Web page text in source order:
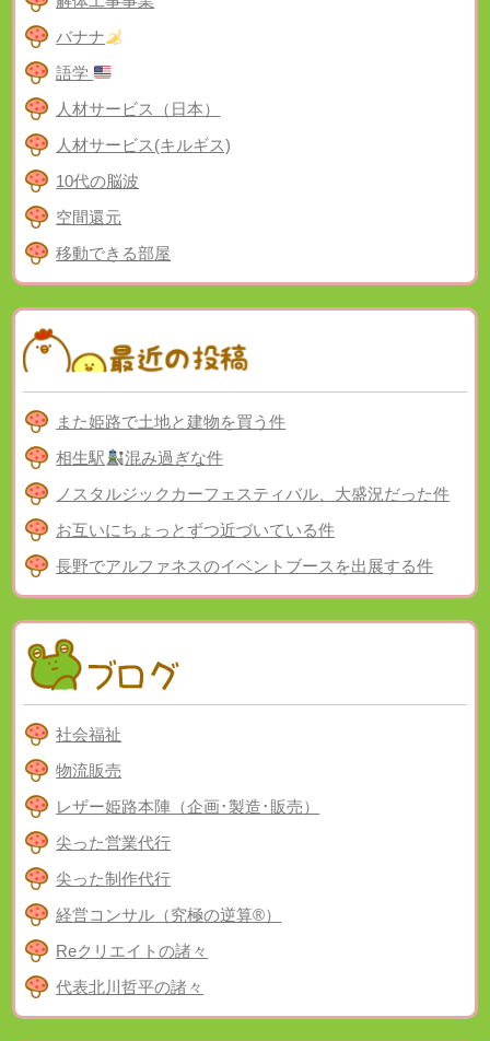
バナナ
語学
人材サービス（日本）
人材サービス(キルギス)
10代の脳波
空間還元
移動できる部屋
また姫路で土地と建物を買う件
相生駅
混み過ぎな件
ノスタルジックカーフェスティバル、大盛況だった件
お互いにちょっとずつ近づいている件
長野でアルファネスのイベントブースを出展する件
社会福祉
物流販売
レザー姫路本陣（企画･製造･販売）
尖った営業代行
尖った制作代行
経営コンサル（究極の逆算®）
Reクリエイトの諸々
代表北川哲平の諸々